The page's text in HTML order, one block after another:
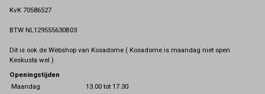
KvK 70586527
BTW NL129555630B03
Dit is ook de Webshop van Kosadome ( Kosadome is maandag niet open
Keskusta wel )
Openingstijden
Maandag
13.00 tot 17.30